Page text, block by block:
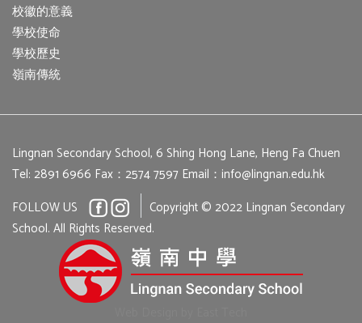
校徽的意義
學校使命
學校歷史
嶺南傳統
Lingnan Secondary School, 6 Shing Hong Lane, Heng Fa Chuen
Tel: 2891 6966 Fax：2574 7597 Email： info@lingnan.edu.hk
FOLLOW US
Copyright © 2022 Lingnan Secondary
School. All Rights Reserved.